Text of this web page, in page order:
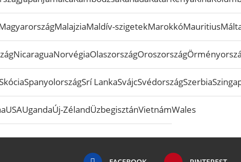
MalajziaMaldív-szigetekMarokkóMauritius
NicaraguaNorvégiaOlaszországOroszország
SkóciaSpanyolországSrí LankaSvájcSvédországSzerbia
USAUgandaÚj-ZélandÜzbegisztánVietnámWales